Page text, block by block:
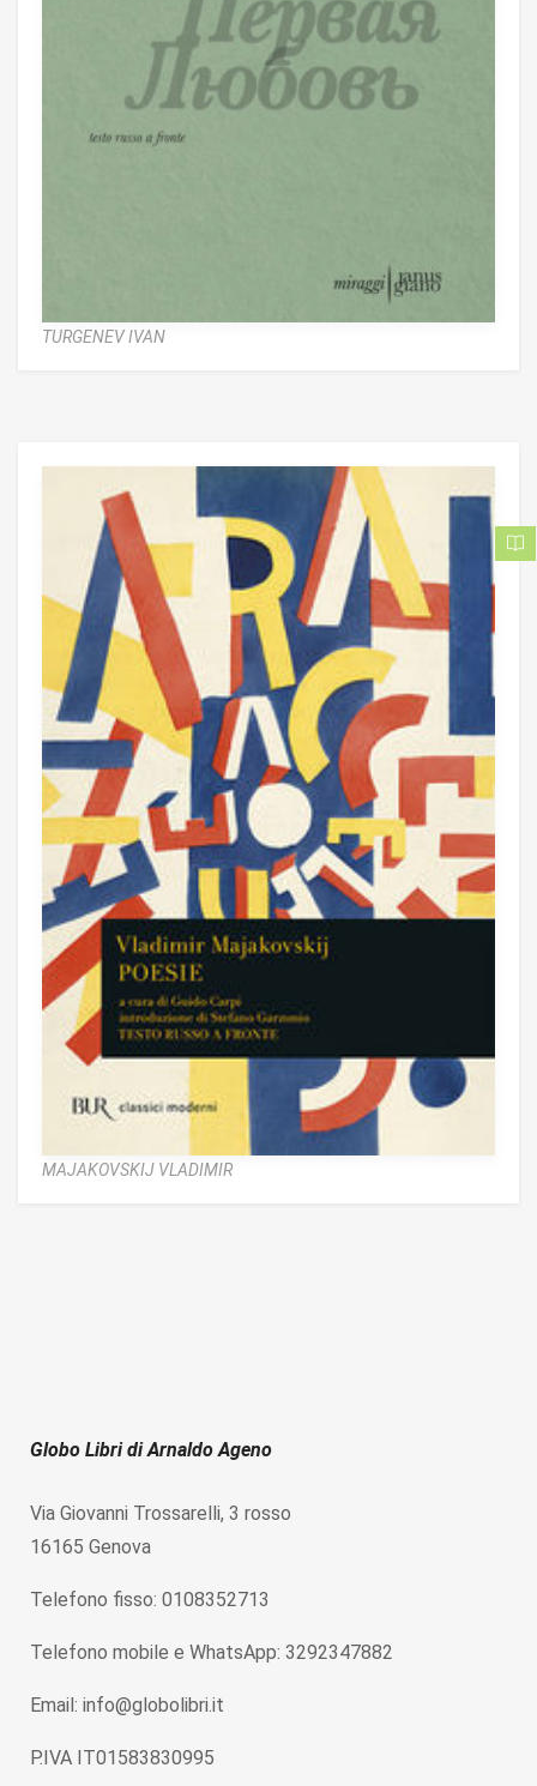
TURGENEV IVAN
MAJAKOVSKIJ VLADIMIR
Globo Libri di Arnaldo Ageno
Via Giovanni Trossarelli, 3 rosso
16165 Genova
Telefono fisso: 0108352713
Telefono mobile e WhatsApp: 3292347882
Email: info@globolibri.it
P.IVA IT01583830995